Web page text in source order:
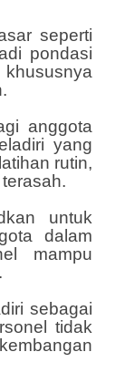
seperti
pondasi
anggota
yang
rutin,
untuk
dalam
mampu
sebagai
tidak